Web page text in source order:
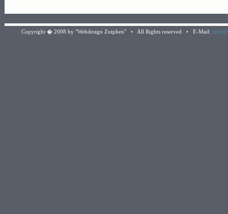
Copyright � 2008 by "Webdesign Zutphen" • All Rights reserved • E-Mail: